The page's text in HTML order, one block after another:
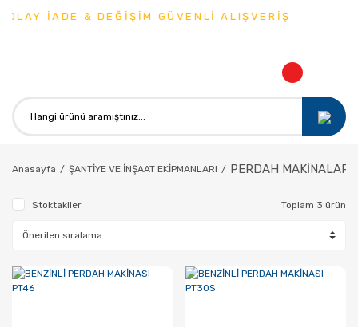
İADE & DEĞİŞİM GÜVENLİ ALIŞVERİŞ
Anasayfa ŞANTİYE VE İNŞAAT EKİPMANLARI PERDAH MAKİNALARI
Stoktakiler Toplam 3 ürün